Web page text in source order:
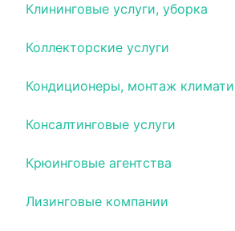
Клининговые услуги, уборка
Коллекторские услуги
Кондиционеры, монтаж
Консалтинговые услуги
Крюинговые агентства
Лизинговые компании